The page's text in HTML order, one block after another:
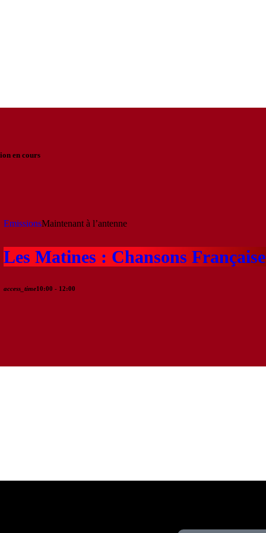
en cours
EmissionsMaintenant à l’antenne
Les Matines : Chansons
access_time10:00 - 12:00